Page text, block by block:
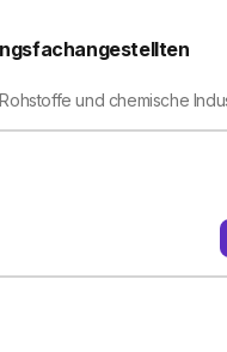
und chemische